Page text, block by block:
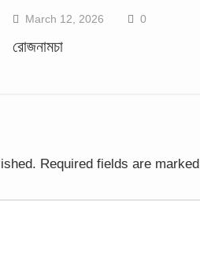
March 12, 2026 0
রোজনামচা
Required fields are marked